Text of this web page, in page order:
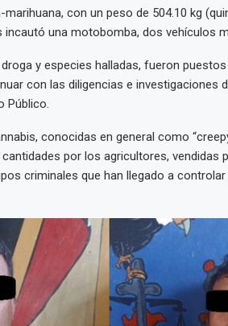
con un peso de 504.10 kg
una motobomba, dos vehículos
y especies halladas, fueron
con las diligencias e investigaciones
Público.
conocidas en general como
por los agricultores, vendidas
criminales que han llegado a